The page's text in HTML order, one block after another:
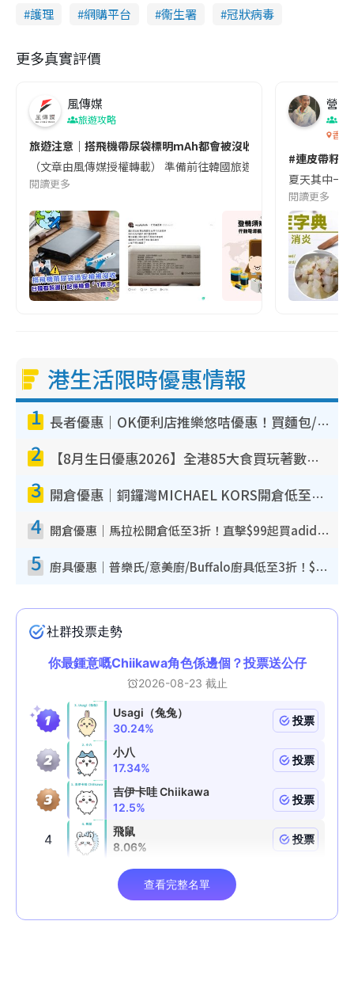
護理
網購平台 衞生署 冠狀病毒
更多真實評價
風傳媒
旅遊攻略
旅遊注意｜搭飛機帶尿袋標明mAh都會被沒收😱出發前切記檢查
（文章由風傳媒授權轉載） 準備前往韓國旅遊的民眾，近期要
閱讀更多
營養
香港
#連皮帶籽
夏天其中一
閱讀更多
港生活限時優惠情報
1 長者優惠｜OK便利店推樂悠咭優惠！買麵包/牛奶/保健品拍卡即減
2 【8月生日優惠2026】全港85大食買玩著數攻略 自助餐/火鍋放題同行免費＋誠品/DONKI送現金券
3 開倉優惠｜銅鑼灣MICHAEL KORS開倉低至17折！直擊$500起買手袋/銀包/鞋款 必買經典Jet Set系列
4 開倉優惠｜馬拉松開倉低至3折！直擊$99起買adidas／New Balance／Puma鞋款 STANLEY保溫杯劈價至$119起
5 廚具優惠｜普樂氏/意美廚/Buffalo廚具低至3折！$89起買煎鍋／炒鑊／個人鍋 同場小家電激減至$99起